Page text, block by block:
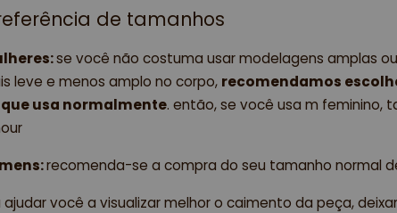
de tamanhos
se você não costuma usar modelagens amplas
leve e menos amplo no corpo, recomendamos
usa normalmente. então, se você usa m feminino,
recomenda-se a compra do seu tamanho normal
ajudar você a visualizar melhor o caimento da peça,